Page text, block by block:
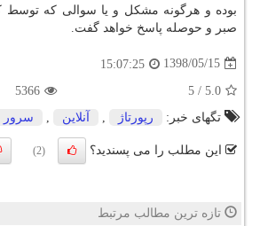
بوده و هرگونه مشکل و یا سوالی که توسط
صبر و حوصله پاسخ خواهد گفت.
1398/05/15
15:07:25
5.0
/
5
5366
تگهای خبر:
رپورتاژ آنلاین سرور
این مطلب را می پسندید؟ (2)
تازه ترین مطالب مرتبط